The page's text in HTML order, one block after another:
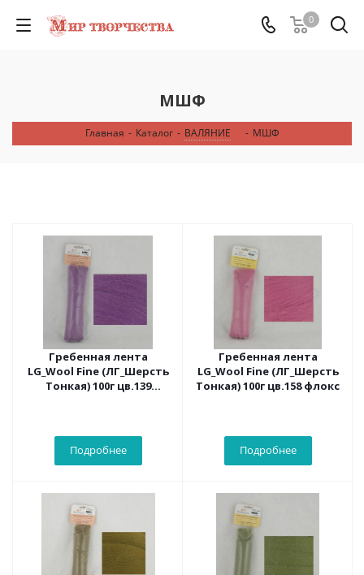
0
МШФ
Главная - Каталог - ВАЛЯНИЕ - МШФ
Гребенная лента
LG_Wool Fine (ЛГ_Шерсть
Тонкая) 100г цв.139
Подробнее
Гребенная лента
LG_Wool Fine (ЛГ_Шерсть
Тонкая) 100г цв.158 флокс
Подробнее